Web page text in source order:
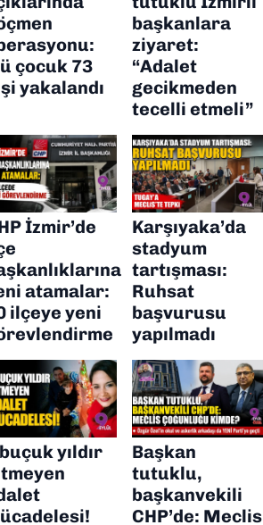
çocuk 73
yakalandı
başkanlara
ziyaret:
“Adalet
gecikmeden
tecelli etmeli”
İzmir’de
atamalar:
ilçeye yeni
Karşıyaka’da
stadyum
tartışması:
Ruhsat
başvurusu
yapılmadı
yıldır
Başkan
tutuklu,
başkanvekili
CHP’de: Meclis